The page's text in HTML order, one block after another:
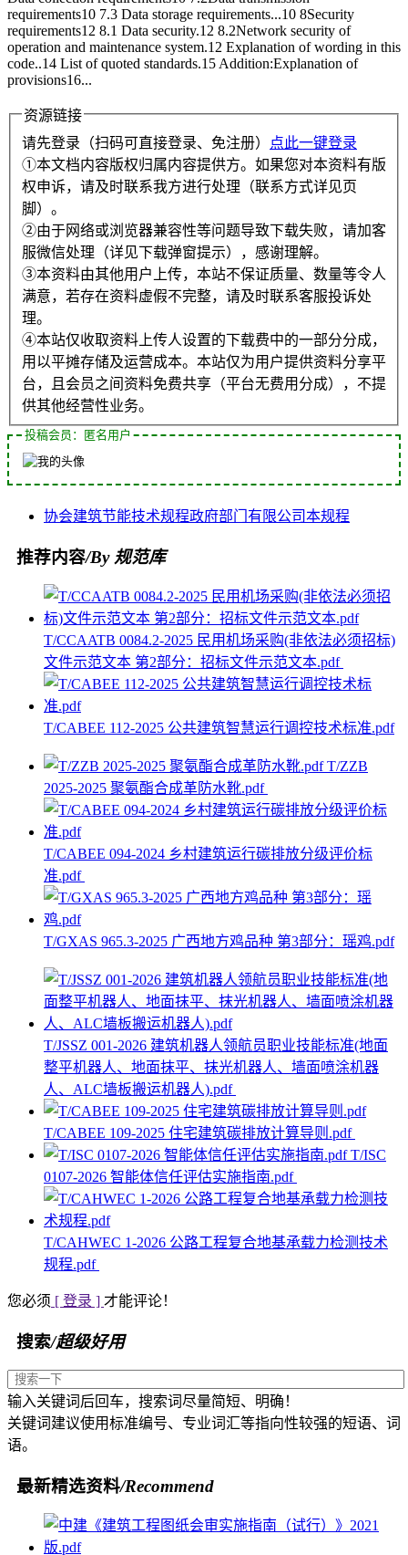
requirements10 7.3 Data storage requirements...10 8Security
requirements12 8.1 Data security.12 8.2Network security of
operation and maintenance system.12 Explanation of wording in this
code..14 List of quoted standards.15 Addition:Explanation of
provisions16...
资源链接
请先登录（扫码可直接登录、免注册）
点此一键登录
①本文档内容版权归属内容提供方。如果您对本资料有版
权申诉，请及时联系我方进行处理（联系方式详见页
脚）。
②由于网络或浏览器兼容性等问题导致下载失败，请加客
服微信处理（详见下载弹窗提示），感谢理解。
③本资料由其他用户上传，本站不保证质量、数量等令人
满意，若存在资料虚假不完整，请及时联系客服投诉处
理。
④本站仅收取资料上传人设置的下载费中的一部分分成，
用以平摊存储及运营成本。本站仅为用户提供资料分享平
台，且会员之间资料免费共享（平台无费用分成），不提
供其他经营性业务。
投稿会员：匿名用户
协会建筑节能技术规程政府部门 有限公司本规程
推荐内容/By 规范库
T/CCAATB 0084.2-2025 民用机场采购(非依法必须招标)
文件示范文本 第2部分：招标文件示范文本.pdf
T/CABEE 112-2025 公共建筑智慧运行调控技术标准.pdf
T/ZZB
2025-2025 聚氨酯合成革防水靴.pdf
T/CABEE 094-2024 乡村建筑运行碳排放分级评价标
准.pdf
T/GXAS 965.3-2025 广西地方鸡品种 第3部分：瑶鸡.pdf
T/JSSZ 001-2026 建筑机器人领航员职业技能标准(地面
整平机器人、地面抹平、抹光机器人、墙面喷涂机器
人、ALC墙板搬运机器人).pdf
T/CABEE 109-2025 住宅建筑碳排放计算导则.pdf
T/ISC
0107-2026 智能体信任评估实施指南.pdf
T/CAHWEC 1-2026 公路工程复合地基承载力检测技术
规程.pdf
您必须 [ 登录 ] 才能评论！
搜索/超级好用
输入关键词后回车，搜索词尽量简短、明确！
关键词建议使用标准编号、专业词汇等指向性较强的短语、词
语。
最新精选资料/Recommend